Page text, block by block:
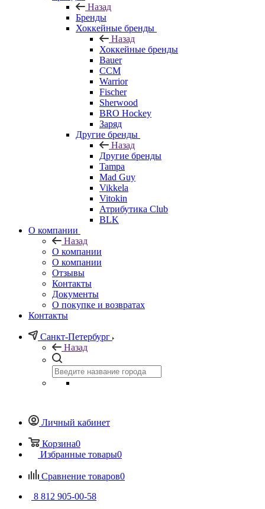
Назад
Бренды
Хоккейные бренды
Назад
Хоккейные бренды
Bauer
CCM
Warrior
Fischer
Sherwood
BRO Hockey
Заряд
Другие бренды
Назад
Другие бренды
Tampa
Mad Guy
Vikkela
Vitokin
Атрибутика Club
BLK
О компании
Назад
О компании
О компании
Отзывы
Контакты
Документы
О покупке и возвратах
Контакты
Санкт-Петербург
Назад
Личный кабинет
Корзина0
Избранные товары0
Сравнение товаров0
8 812 905-00-58